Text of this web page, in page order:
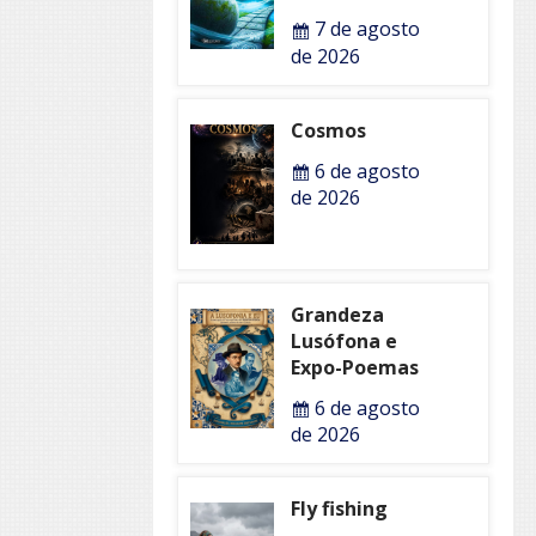
7 de agosto
de 2026
Cosmos
6 de agosto
de 2026
Grandeza
Lusófona e
Expo-Poemas
6 de agosto
de 2026
Fly fishing